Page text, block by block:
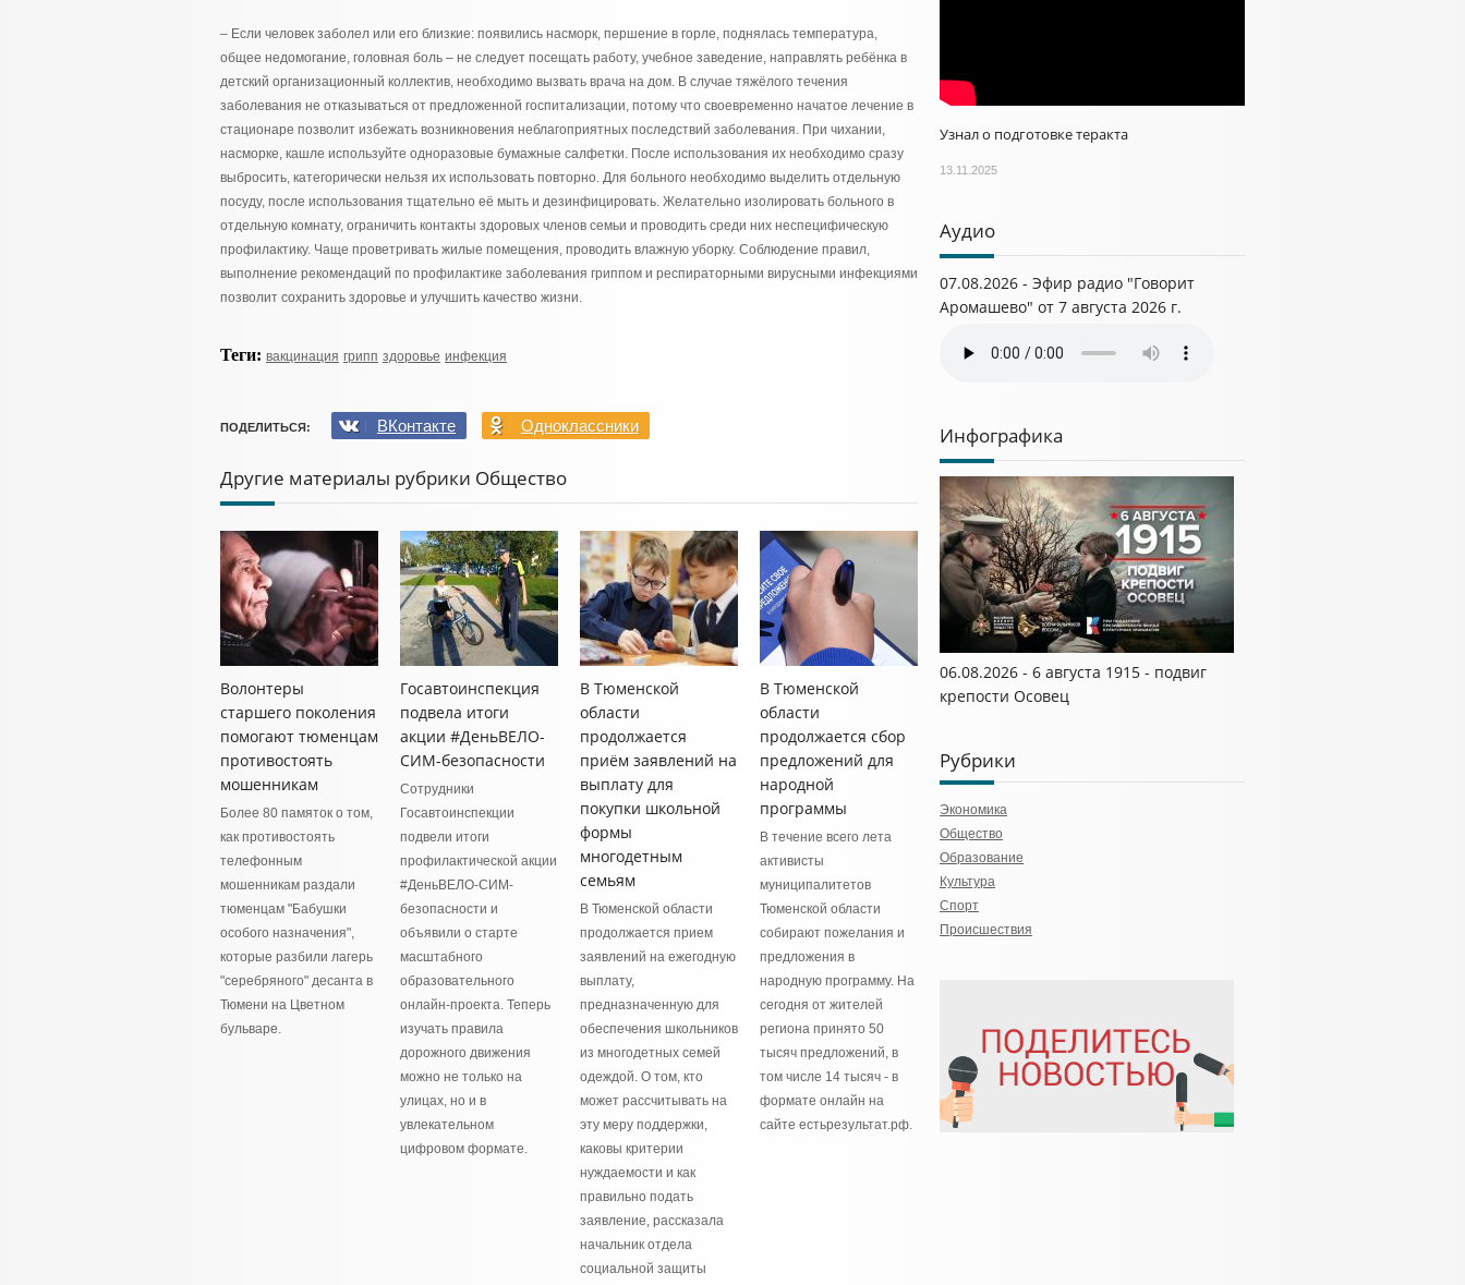
– Если человек заболел или его близкие: появились насморк, першение в горле, поднялась температура,
общее недомогание, головная боль – не следует посещать работу, учебное заведение, направлять ребёнка в
детский организационный коллектив, необходимо вызвать врача на дом. В случае тяжёлого течения
заболевания не отказываться от предложенной госпитализации, потому что своевременно начатое лечение в
стационаре позволит избежать возникновения неблагоприятных последствий заболевания. При чихании,
насморке, кашле используйте одноразовые бумажные салфетки. После использования их необходимо сразу
выбросить, категорически нельзя их использовать повторно. Для больного необходимо выделить отдельную
посуду, после использования тщательно её мыть и дезинфицировать. Желательно изолировать больного в
отдельную комнату, ограничить контакты здоровых членов семьи и проводить среди них неспецифическую
профилактику. Чаще проветривать жилые помещения, проводить влажную уборку. Соблюдение правил,
выполнение рекомендаций по профилактике заболевания гриппом и респираторными вирусными инфекциями
позволит сохранить здоровье и улучшить качество жизни.
Теги: вакцинация грипп здоровье инфекция
ПОДЕЛИТЬСЯ: ВКонтакте Одноклассники
Другие материалы рубрики Общество
Волонтеры
старшего поколения
помогают тюменцам
противостоять
мошенникам
Более 80 памяток о том,
как противостоять
телефонным
мошенникам раздали
тюменцам "Бабушки
особого назначения",
которые разбили лагерь
"серебряного" десанта в
Тюмени на Цветном
бульваре.
Госавтоинспекция
подвела итоги
акции #ДеньВЕЛО-
СИМ-безопасности
Сотрудники
Госавтоинспекции
подвели итоги
профилактической акции
#ДеньВЕЛО-СИМ-
безопасности и
объявили о старте
масштабного
образовательного
онлайн-проекта. Теперь
изучать правила
дорожного движения
можно не только на
улицах, но и в
увлекательном
цифровом формате.
В Тюменской
области
продолжается
приём заявлений на
выплату для
покупки школьной
формы
многодетным
семьям
В Тюменской области
продолжается прием
заявлений на ежегодную
выплату,
предназначенную для
обеспечения школьников
из многодетных семей
одеждой. О том, кто
может рассчитывать на
эту меру поддержки,
каковы критерии
нуждаемости и как
правильно подать
заявление, рассказала
начальник отдела
социальной защиты
В Тюменской
области
продолжается сбор
предложений для
народной
программы
В течение всего лета
активисты
муниципалитетов
Тюменской области
собирают пожелания и
предложения в
народную программу. На
сегодня от жителей
региона принято 50
тысяч предложений, в
том числе 14 тысяч - в
формате онлайн на
сайте естьрезультат.рф.
Узнал о подготовке теракта
13.11.2025
Аудио
07.08.2026 - Эфир радио "Говорит
Аромашево" от 7 августа 2026 г.
Инфографика
06.08.2026 - 6 августа 1915 - подвиг
крепости Осовец
Рубрики
Экономика
Общество
Образование
Культура
Спорт
Происшествия